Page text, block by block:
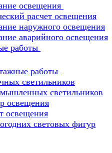
освещения
расчет освещения
наружного освещения
аварийного освещения
работы
работы
светильников
светильников
освещения
освещения
световых фигур